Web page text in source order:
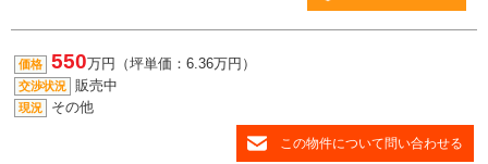
価格 550万円（坪単価：6.36万円）
交渉状況 販売中
現況 その他
この物件について問い合わせる